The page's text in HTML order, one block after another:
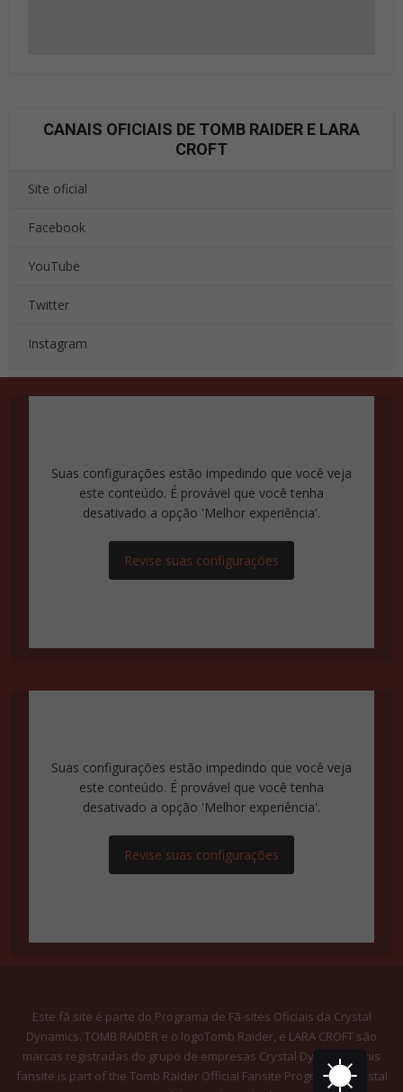
CANAIS OFICIAIS DE TOMB RAIDER E LARA
CROFT
Site oficial
Facebook
YouTube
Twitter
Instagram
Suas configurações estão impedindo que você veja
este conteúdo. É provável que você tenha
desativado a opção 'Melhor experiência'.
Revise suas configurações
Suas configurações estão impedindo que você veja
este conteúdo. É provável que você tenha
desativado a opção 'Melhor experiência'.
Revise suas configurações
Este fã site é parte do Programa de Fã-sites Oficiais da Crystal
Dynamics. TOMB RAIDER e o logoTomb Raider, e LARA CROFT são
marcas registradas do grupo de empresas Crystal Dynamics. This
fansite is part of the Tomb Raider Official Fansite Program by Crystal